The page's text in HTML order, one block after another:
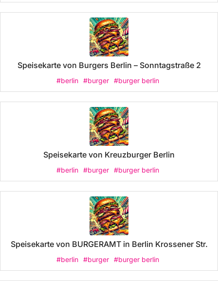
Speisekarte von Burgers Berlin – Sonntagstraße 2
#berlin #burger #burger berlin
Speisekarte von Kreuzburger Berlin
#berlin #burger #burger berlin
Speisekarte von BURGERAMT in Berlin Krossener Str.
#berlin #burger #burger berlin